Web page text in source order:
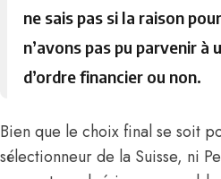
ne sais pas si la raison
n’avons pas pu parvenir à
d’ordre financier ou non.
Bien que le choix final se soit
sélectionneur de la Suisse, ni